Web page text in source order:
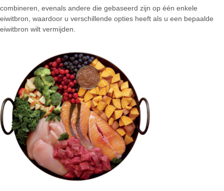
combineren, evenals andere die gebaseerd zijn op één enkele
eiwitbron, waardoor u verschillende opties heeft als u een bepaalde
eiwitbron wilt vermijden.